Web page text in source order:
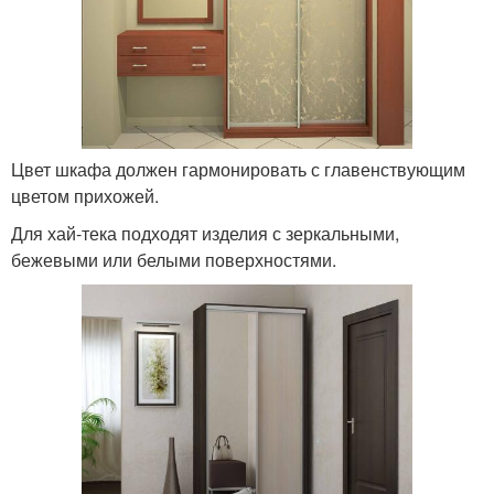
Цвет шкафа должен гармонировать с главенствующим
цветом прихожей.
Для хай-тека подходят изделия с зеркальными,
бежевыми или белыми поверхностями.